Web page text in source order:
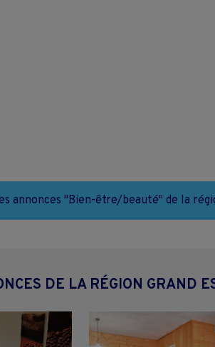
annonces "Bien-être/beauté" de la
DE LA RÉGION GRAND